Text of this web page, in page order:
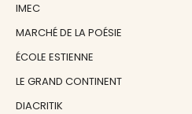
IMEC
MARCHÉ DE LA POÉSIE
ÉCOLE ESTIENNE
LE GRAND CONTINENT
DIACRITIK